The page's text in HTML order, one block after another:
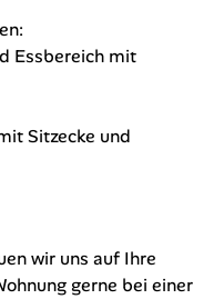
Essbereich mit
Sitzecke und
wir uns auf Ihre
gerne bei einer